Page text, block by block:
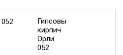
Гипсовый
кирпич
Орли
052